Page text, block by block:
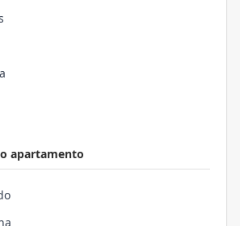
apartamento